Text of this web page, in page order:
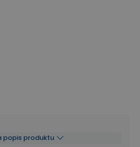
popis produktu